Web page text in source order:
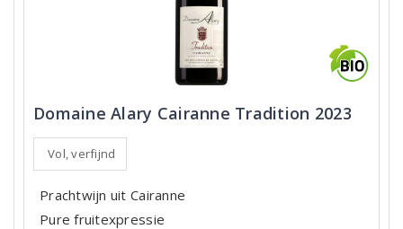
Domaine Alary Cairanne Tradition 2023
Vol, verfijnd
Prachtwijn uit Cairanne
Pure fruitexpressie